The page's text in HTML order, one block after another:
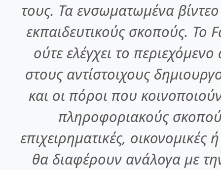
τους. Τα ενσωματωμένα
εκπαιδευτικούς σκοπούς. Το
ούτε ελέγχει το
στους αντίστοιχους
και οι πόροι που
πληροφοριακούς
επιχειρηματικές,
θα διαφέρουν ανάλογα με